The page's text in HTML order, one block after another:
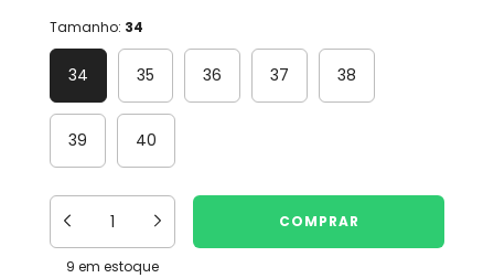
Tamanho: 34
34 35 36 37 38
39 40
9 em estoque